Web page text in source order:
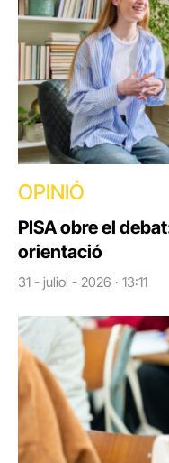
OPINIÓ
PISA obre el
orientació
31 - juliol - 2026 · 13:11